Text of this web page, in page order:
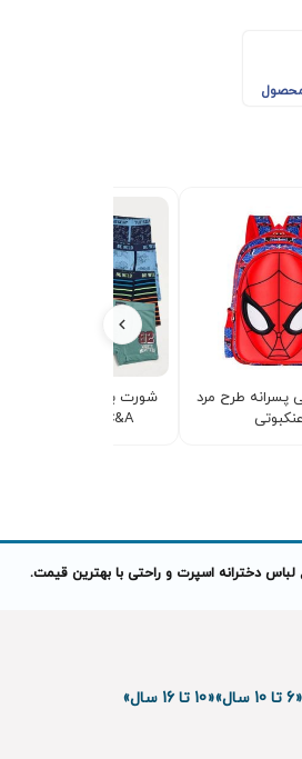
پسرانه طرح مرد
عنکبوتی
شورت بچگانه پسرانه مارک
C&A پک دو عددی
دخترانه اسپرت و راحتی با بهترین قیمت.
«6 تا 10 سال» «10 تا 16 سال»